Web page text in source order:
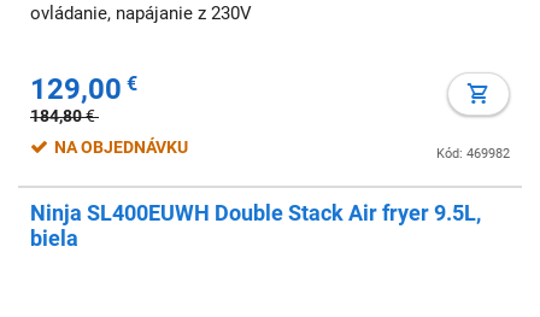
ovládanie, napájanie z 230V
129,00 €
184,80€
Kód: 469982
NA OBJEDNÁVKU
Ninja SL400EUWH Double Stack Air fryer 9.5L,
biela